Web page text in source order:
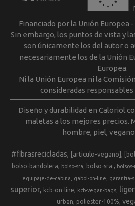
Financiado por la Unión Europea
Sin embargo, los puntos de vista y
son únicamente los del autor o
necesariamente los de la Unión
Europea.
Ni la Unión Europea ni la
consideradas responsables
Diseño y durabilidad en
maletas a los mejores precios.
hombre, piel,
#fibrasrecicladas [articulo-vegano]
bolso-bandolera bolso-sra bolso-sra.
equipaje-de-cabina gabol-on-line garantia-
superior
kcb-on-line kcb-vegan-bags
urban
poliester-100%